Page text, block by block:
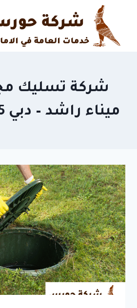
content
شركة تسليك
ميناء راشد – دبي 0581311715